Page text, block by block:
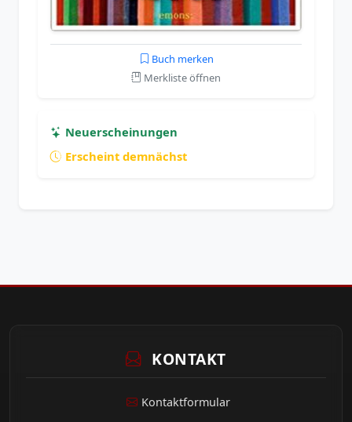
Buch merken
Merkliste öffnen
Neuerscheinungen
Erscheint demnächst
KONTAKT
Kontaktformular